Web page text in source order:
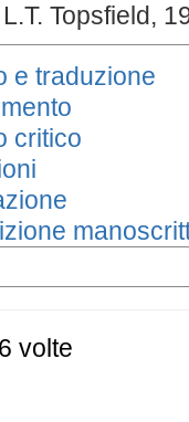
L.T. Topsfield,
e traduzione
critico
volte